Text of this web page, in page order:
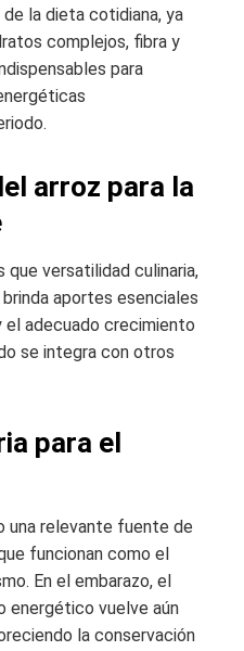
la dieta cotidiana, ya
complejos, fibra y
para
arroz para la
que versatilidad culinaria,
aportes esenciales
el adecuado crecimiento
se integra con otros
para el
una relevante fuente de
funcionan como el
En el embarazo, el
energético vuelve aún
la conservación